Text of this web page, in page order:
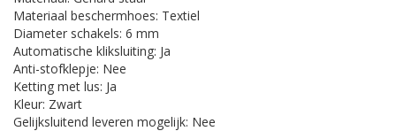
Materiaal beschermhoes: Textiel
Diameter schakels: 6 mm
Automatische kliksluiting: Ja
Anti-stofklepje: Nee
Ketting met lus: Ja
Kleur: Zwart
Gelijksluitend leveren mogelijk: Nee